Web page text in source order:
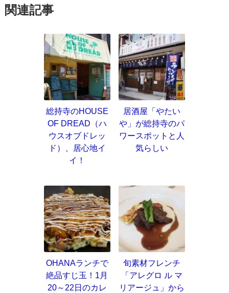
関連記事
総持寺のHOUSE
OF DREAD（ハ
ウスオブドレッ
ド）、居心地イ
イ！
居酒屋「やたい
や」が総持寺のパ
ワースポットと人
気らしい
OHANAランチで
絶品すじ玉！1月
20～22日のカレ
旬素材フレンチ
「アレグロ ル マ
リアージュ」から